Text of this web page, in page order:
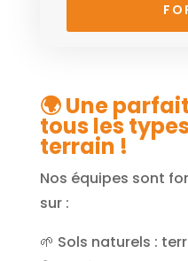
🌍 Une
tous les
terrain !
Nos équipes sont
sur :
🌱 Sols naturels :